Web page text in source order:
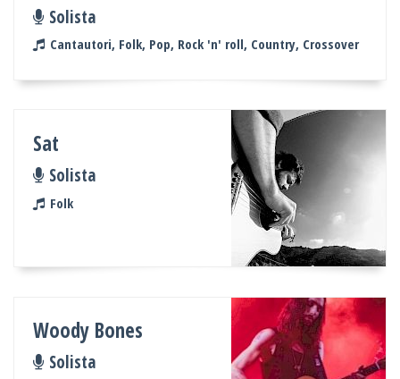
Solista
Cantautori, Folk, Pop, Rock 'n' roll, Country, Crossover
Sat
Solista
Folk
Woody Bones
Solista